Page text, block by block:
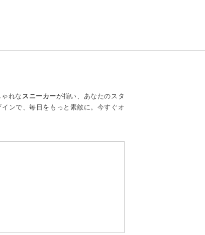
れな スニーカーが揃い、あなたのスタ
ンで、毎日をもっと素敵に。今すぐオ